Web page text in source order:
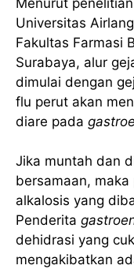
Universitas
Fakultas Farmasi
Surabaya, alur
dimulai dengan
flu perut akan
diare pada
Jika muntah dan
bersamaan,
alkalosis yang
Penderita
dehidrasi yang
mengakibatkan